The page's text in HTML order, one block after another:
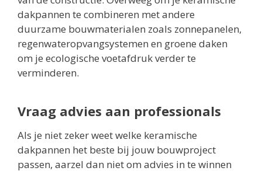
dakpannen te combineren met andere
duurzame bouwmaterialen zoals zonnepanelen,
regenwateropvangsystemen en groene daken
om je ecologische voetafdruk verder te
verminderen.
Vraag advies aan professionals
Als je niet zeker weet welke keramische
dakpannen het beste bij jouw bouwproject
passen, aarzel dan niet om advies in te winnen